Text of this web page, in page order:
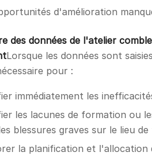
d'amélioration
des données de l'atelier
Lorsque les données sont
pour :
immédiatement les
les lacunes de formation ou
blessures graves sur le lieu de
la planification et l'allocation